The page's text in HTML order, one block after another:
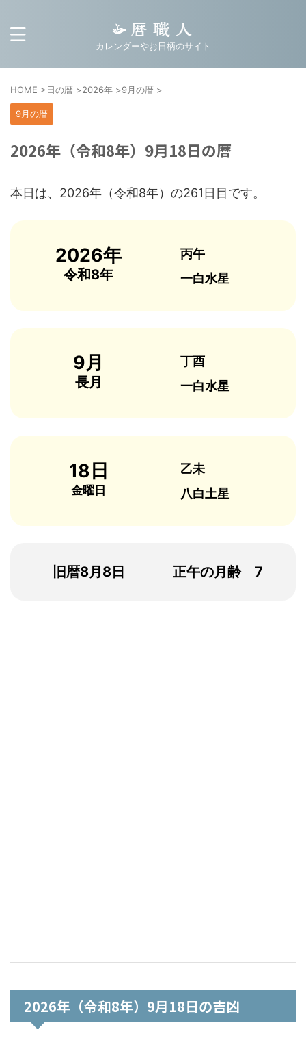
カレンダーやお日柄のサイト
HOME >日の暦 >2026年 >9月の暦 >
9月の暦
2026年（令和8年）9月18日の暦
本日は、2026年（令和8年）の261日目です。
2026年
令和8年
丙午
一白水星
9月
長月
丁酉
一白水星
18日
金曜日
乙未
八白土星
旧暦8月8日 正午の月齢 7
2026年（令和8年）9月18日の吉凶